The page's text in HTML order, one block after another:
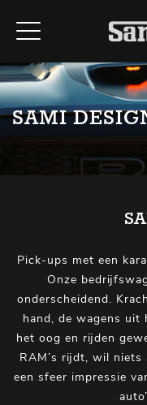
SAMI
Pick-ups met een
Onze
onderscheidend.
hand, de wagens
het oog en rijden
RAM’s rijdt, wil niets
een sfeer impressie